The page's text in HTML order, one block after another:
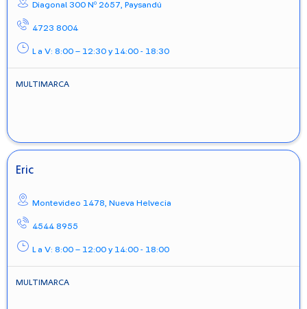
Diagonal 300 Nº 2657, Paysandú
4723 8004
L a V: 8:00 – 12:30 y 14:00 - 18:30
MULTIMARCA
Eric
Montevideo 1478, Nueva Helvecia
4544 8955
L a V: 8:00 – 12:00 y 14:00 - 18:00
MULTIMARCA